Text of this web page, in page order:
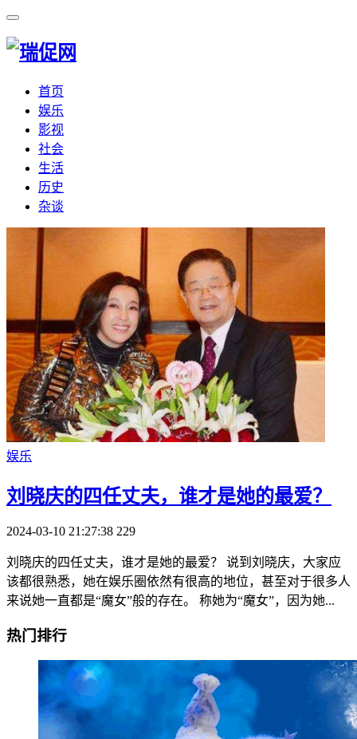
首页
娱乐
影视
社会
生活
历史
杂谈
娱乐
刘晓庆的四任丈夫，谁才是她的最爱？
2024-03-10 21:27:38 229
刘晓庆的四任丈夫，谁才是她的最爱？ 说到刘晓庆，大家应
该都很熟悉，她在娱乐圈依然有很高的地位，甚至对于很多人
来说她一直都是“魔女”般的存在。 称她为“魔女”，因为她...
热门排行